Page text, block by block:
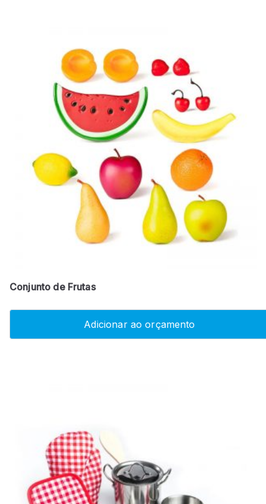
Conjunto de Frutas
Adicionar ao orçamento